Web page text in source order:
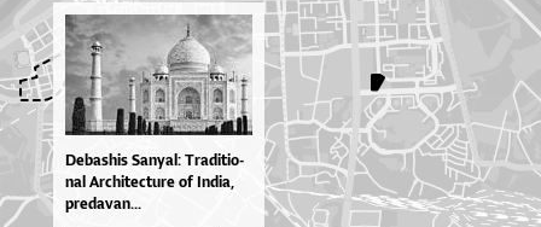
De­bas­his Sa­nya­l: Tra­di­ti­o­
nal Ar­chi­te­ctu­re of In­dia,
pre­da­van...